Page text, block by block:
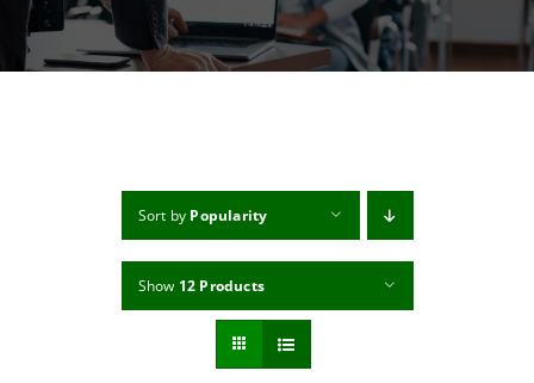
CONTACTO
Sort by Popularity
Show 12 Products